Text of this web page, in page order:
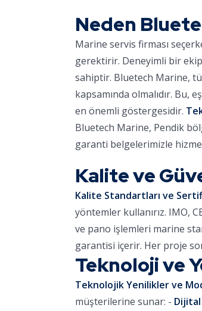
Neden
Marine servis firması
gerektirir. Deneyimli bir
sahiptir. Bluetech Marine,
kapsamında olmalıdır. Bu,
en önemli göstergesidir.
Bluetech Marine, Pendik
garanti belgelerimizle
Kalite ve
Kalite Standartları ve
yöntemler kullanırız. IMO,
ve pano işlemleri marine
garantisi içerir. Her proje
Teknoloji ve
Teknolojik Yenilikler ve
müşterilerine sunar: -